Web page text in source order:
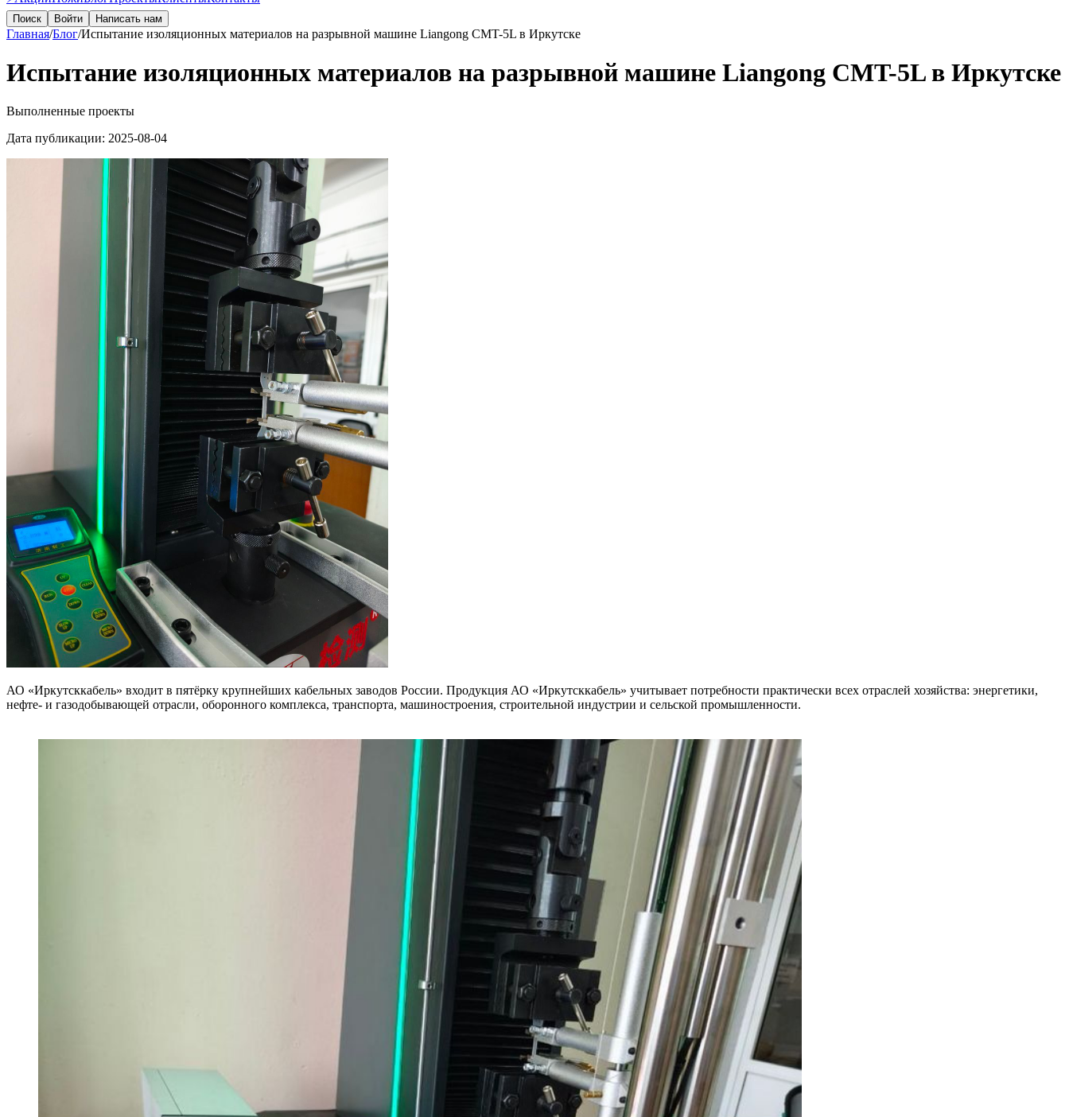
Поиск Войти Написать нам
Главная/Блог/Испытание изоляционных материалов на разрывной машине Liangong CMT-5L в Иркутске
Испытание изоляционных материалов на разрывной машине Liangong CMT-5L в Иркутске
Выполненные проекты
Дата публикации: 2025-08-04
АО «Иркутсккабель» входит в пятёрку крупнейших кабельных заводов России. Продукция АО «Иркутсккабель» учитывает потребности практически всех отраслей хозяйства: энергетики,
нефте- и газодобывающей отрасли, оборонного комплекса, транспорта, машиностроения, строительной индустрии и сельской промышленности.